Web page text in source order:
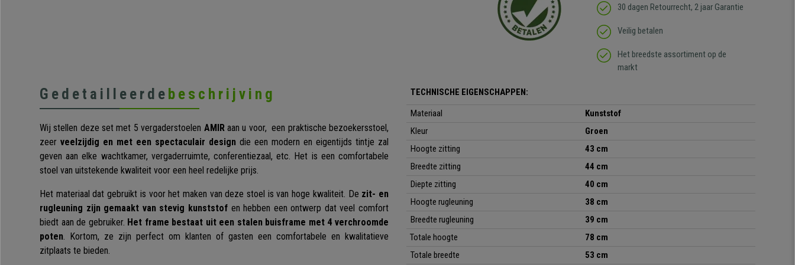
30 dagen Retourrecht, 2 jaar Garantie
Veilig betalen
Het breedste assortiment op de
markt
Gedetailleerde beschrijving
Wij stellen deze set met 5 vergaderstoelen AMIRaan u voor, een praktische bezoekersstoel,
zeer veelzijdig en met een spectaculair design die een modern en eigentijds tintje zal
geven aan elke wachtkamer, vergaderruimte, conferentiezaal, etc. Het is een comfortabele
stoel van uitstekende kwaliteit voor een heel redelijke prijs.
Het materiaal dat gebruikt is voor het maken van deze stoel is van hoge kwaliteit. De zit- en
rugleuning zijn gemaakt van stevig kunststofen hebben een ontwerp dat veel comfort
biedt aan de gebruiker. Het frame bestaat uit een stalen buisframe met 4 verchroomde
poten. Kortom, ze zijn perfect om klanten of gasten een comfortabele en kwalitatieve
zitplaats te bieden.
TECHNISCHE EIGENSCHAPPEN:
Materiaal
Kunststof
Kleur
Groen
Hoogte zitting
43 cm
Breedte zitting
44 cm
Diepte zitting
40 cm
Hoogte rugleuning
38 cm
Breedte rugleuning
39 cm
Totale hoogte
78 cm
Totale breedte
53 cm